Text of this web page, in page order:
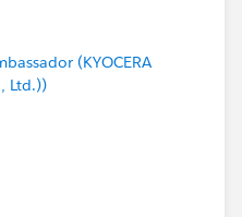
に認証情報を登録
ました。
に認証情報登録なし
か。
(KYOCERA
Ltd.))